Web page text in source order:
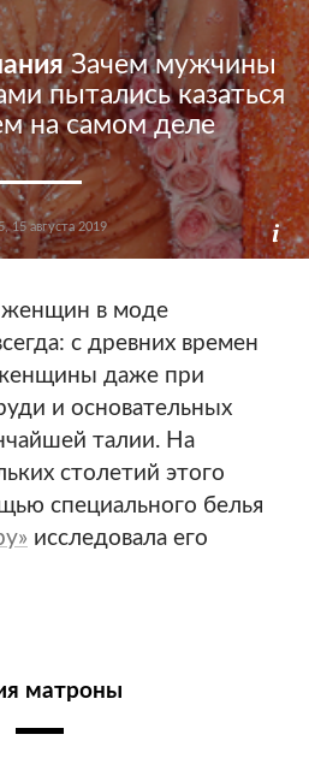
Зачем мужчины
пытались казаться
на самом деле
15 августа 2019
женщин в моде
с древних времен
даже при
и основательных
талии. На
столетий этого
специального белья
исследовала его
матроны